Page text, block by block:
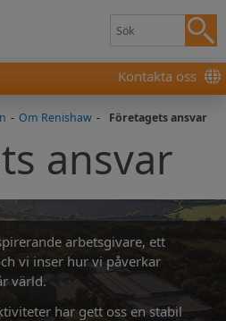
Kontakta oss
- Om Renishaw - Företagets ansvar
ansvar
arbetsgivare, ett
vi inser hur vi påverkar
värld.
har gett oss en stabil